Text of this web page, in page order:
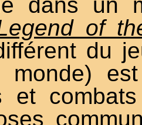
dans un
of
du
monde)
et